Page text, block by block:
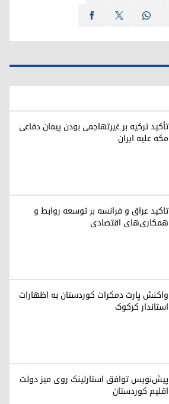
تأکید ترکیه بر غیرتهاجمی بودن پیمان دفاعی
مکه علیه ایران
تاکید عراق و فرانسه بر توسعه روابط و
همکاری‌های اقتصادی
واکنش پارت دمکرات کوردستان به اظهارات
استاندار کرکوک
پیش‌نویس توافق استارلینک روی میز دولت
اقلیم کوردستان